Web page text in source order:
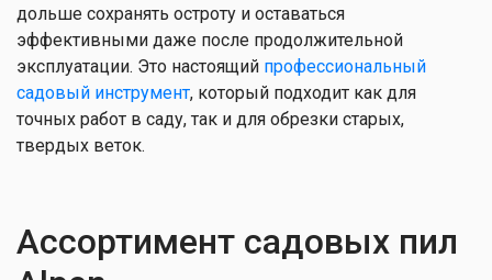
дольше сохранять остроту и оставаться
эффективными даже после продолжительной
эксплуатации. Это настоящий профессиональный
садовый инструмент, который подходит как для
точных работ в саду, так и для обрезки старых,
твердых веток.
Ассортимент садовых пил